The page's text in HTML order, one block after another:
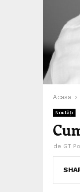
Acasa
Noutăți
de GT